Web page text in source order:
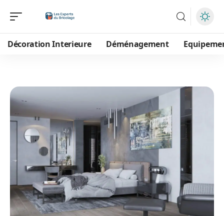
Décoration Interieure Déménagement